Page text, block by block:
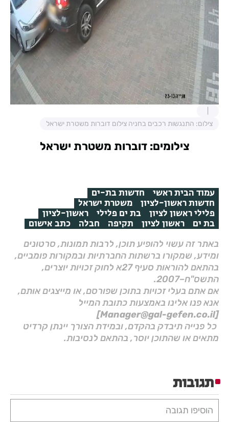
צילום: התנגשות רכבים בחניה צילום דוברות משטרת ישראל
צילומים: דוברות משטרת ישראל
עמוד הבית ראשי חדשות בת-ים
חדשות ראשון-לציון משטרת ישראל
פלילי ראשון לציון בת ים פלילי ראשון-לציון
בת ים ראשון לציון תקיפה חבלה כתב אישום
באתר זה עשוי להופיע תוכן, לרבות תמונות, סרטונים
ומידע, שמקורו ברשתות החברתיות ובמקורות פומביים,
בהתאם להוראות סעיף 27א לחוק זכויות יוצרים,
התשס"ח–2007.
אם אתם בעלי זכויות בתוכן שפורסם, או מייצגים אותם,
אנא פנו אלינו באמצעות כתובת המייל
[Manager@gal-gefen.co.il]
כל פנייה תיבדק בהקדם, ובמידת הצורך יינתן קרדיט
מתאים או שהתוכן יוסר, בהתאם לנסיבות.
תגובות
הוסיפו תגובה